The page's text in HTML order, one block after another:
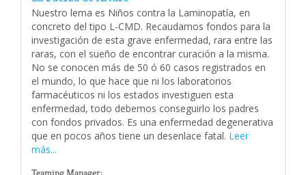
Nuestro lema es Niños contra la Laminopatía, en
concreto del tipo L-CMD. Recaudamos fondos para la
investigación de esta grave enfermedad, rara entre las
raras, con el sueño de encontrar curación a la misma.
No se conocen más de 50 ó 60 casos registrados en
el mundo, lo que hace que ni los laboratorios
farmacéuticos ni los estados investiguen esta
enfermedad, todo debemos conseguirlo los padres
con fondos privados. Es una enfermedad degenerativa
que en pocos años tiene un desenlace fatal. Leer
más...